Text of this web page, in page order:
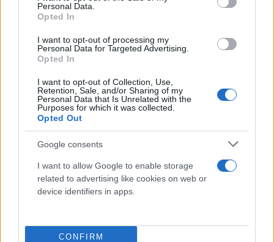
Personal Data.
Opted In
I want to opt-out of processing my
Personal Data for Targeted Advertising.
Opted In
I want to opt-out of Collection, Use,
Retention, Sale, and/or Sharing of my
Personal Data that Is Unrelated with the
Purposes for which it was collected.
Opted Out
Google consents
I want to allow Google to enable storage
related to advertising like cookies on web or
device identifiers in apps.
CONFIRM
Η επιχείρηση ολοκληρώθηκε απογευματινές ώρες
σήμερα, Κυριακή, 16 Ιουνίου 2024.
Flash.grστην αναζήτηση τηςGoogle